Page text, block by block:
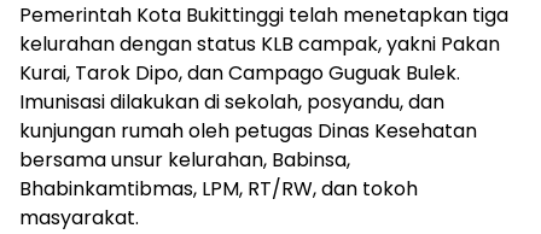
Pemerintah Kota Bukittinggi telah menetapkan tiga
kelurahan dengan status KLB campak, yakni Pakan
Kurai, Tarok Dipo, dan Campago Guguak Bulek.
Imunisasi dilakukan di sekolah, posyandu, dan
kunjungan rumah oleh petugas Dinas Kesehatan
bersama unsur kelurahan, Babinsa,
Bhabinkamtibmas, LPM, RT/RW, dan tokoh
masyarakat.